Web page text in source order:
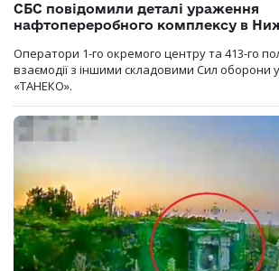
СБС повідомили деталі ураження
нафтопереробного комплексу в
Оператори 1-го окремого центру та 413-го
взаємодії з іншими складовими Сил оборони
«ТАНЕКО».